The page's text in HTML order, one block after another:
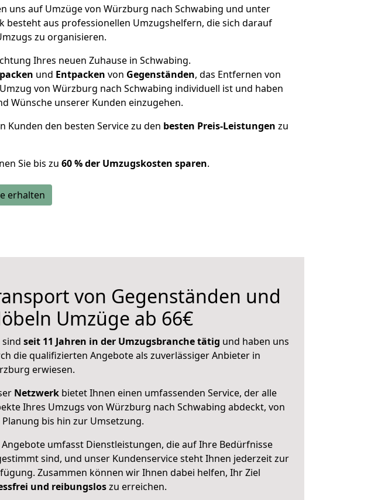
uns auf Umzüge von Würzburg nach Schwabing und unter
besteht aus professionellen Umzugshelfern, die sich darauf
zu organisieren.
Ihres neuen Zuhause in Schwabing.
und Entpacken von Gegenständen, das Entfernen von
von Würzburg nach Schwabing individuell ist und haben
Wünsche unserer Kunden einzugehen.
den besten Service zu den besten Preis-Leistungen zu
Sie bis zu 60 % der Umzugskosten sparen.
erhalten
von Gegenständen und
Umzüge ab 66€
seit 11 Jahren in der Umzugsbranche tätig und haben uns
die qualifizierten Angebote als zuverlässiger Anbieter in
erwiesen.
Netzwerk bietet Ihnen einen umfassenden Service, der alle
Ihres Umzugs von Würzburg nach Schwabing abdeckt, von
bis hin zur Umsetzung.
Angebote umfasst Dienstleistungen, die auf Ihre Bedürfnisse
sind, und unser Kundenservice steht Ihnen jederzeit zur
Zusammen können wir Ihnen dabei helfen, Ihr Ziel
und reibungsloszu erreichen.